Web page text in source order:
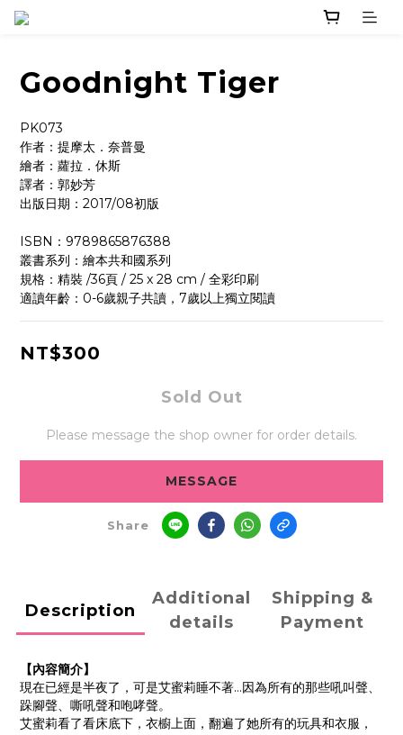
Goodnight Tiger
PK073
作者：提摩太．奈普曼
繪者：蘿拉．休斯
譯者：郭妙芳
出版日期：2017/08初版
ISBN：9789865876388
叢書系列：繪本共和國系列
規格：精裝 /36頁 / 25 x 28 cm / 全彩印刷
適讀年齡：0-6歲親子共讀，7歲以上獨立閱讀
NT$300
Sold Out
Please message the shop owner for order details.
MESSAGE
Share
Description
Additional
details
Shipping &
Payment
【內容簡介】
現在已經是半夜了，可是艾蜜莉睡不著…因為所有的那些吼叫聲、
跺腳聲、嘶吼聲和咆哮聲。
艾蜜莉看了看床底下，衣櫥上面，翻遍了她所有的玩具和衣服，